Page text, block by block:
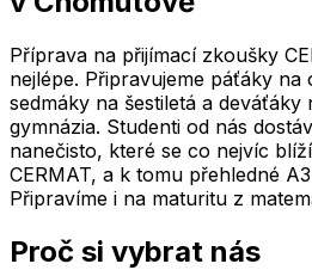
Příprava na přijímací zkoušky
nejlépe. Připravujeme páťáky na
sedmáky na šestiletá a
gymnázia. Studenti od nás
nanečisto, které se co nejvíc
CERMAT, a k tomu přehledné
Připravíme i na maturitu z
Proč si vybrat nás